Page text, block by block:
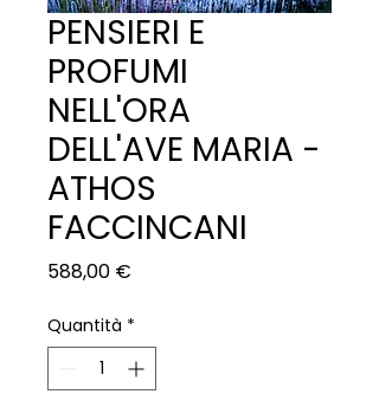
PENSIERI E
PROFUMI
NELL'ORA
DELL'AVE MARIA -
ATHOS
FACCINCANI
588,00 €
Quantità *